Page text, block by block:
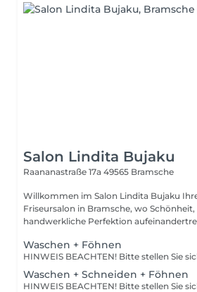
Salon Lindita Bujaku
Raananastraße 17a 49565 Bramsche
Willkommen im Salon Lindita Bujaku Ihrem exklusiven
Friseursalon in Bramsche, wo Schönheit,
handwerkliche Perfektion
Waschen + Föhnen
Waschen + Schneiden + Föhnen